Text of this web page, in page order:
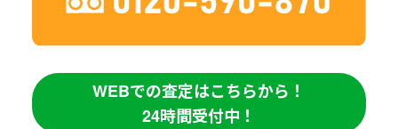
WEBでの査定はこちらから！
24時間受付中！